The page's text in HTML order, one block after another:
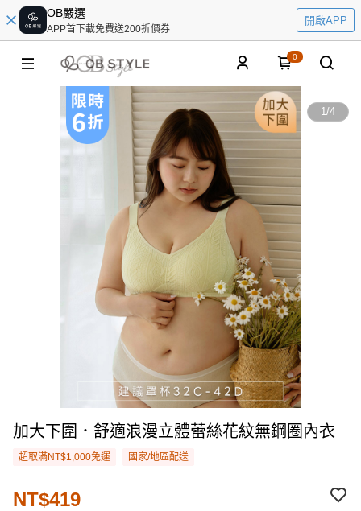
OB嚴選
APP首下載免費送200折價券
開啟APP
0
1/4
加大下圍．舒適浪漫立體蕾絲花紋無鋼圈內衣
超取滿NT$1,000免運 國家/地區配送
NT$419